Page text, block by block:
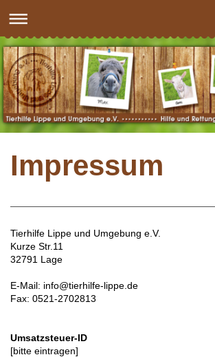
Impressum
Tierhilfe Lippe und Umgebung e.V.
Kurze Str.11
32791 Lage
E-Mail: info@tierhilfe-lippe.de
Fax: 0521-2702813
Umsatzsteuer-ID
[bitte eintragen]